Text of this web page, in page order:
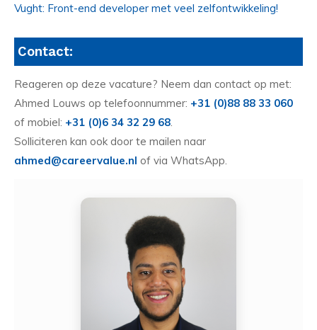
Vught: Front-end developer met veel zelfontwikkeling!
Contact:
Reageren op deze vacature? Neem dan contact op met:
Ahmed Louws op telefoonnummer: +31 (0)88 88 33 060
of mobiel: +31 (0)6 34 32 29 68.
Solliciteren kan ook door te mailen naar
ahmed@careervalue.nl of via WhatsApp.